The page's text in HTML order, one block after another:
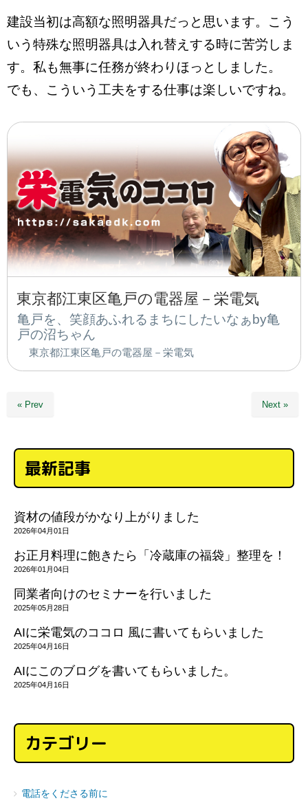
建設当初は高額な照明器具だっと思います。こう
いう特殊な照明器具は入れ替えする時に苦労しま
す。私も無事に任務が終わりほっとしました。
でも、こういう工夫をする仕事は楽しいですね。
東京都江東区亀戸の電器屋－栄電気
亀戸を、笑顔あふれるまちにしたいなぁby亀
戸の沼ちゃん
東京都江東区亀戸の電器屋－栄電気
« Prev Next »
最新記事
資材の値段がかなり上がりました
2026年04月01日
お正月料理に飽きたら「冷蔵庫の福袋」整理を！
2026年01月04日
同業者向けのセミナーを行いました
2025年05月28日
AIに栄電気のココロ 風に書いてもらいました
2025年04月16日
AIにこのブログを書いてもらいました。
2025年04月16日
カテゴリー
電話をくださる前に